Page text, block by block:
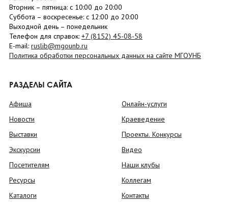
Вторник – пятница: с 10:00 до 20:00
Суббота – воскресенье: c 12:00 до 20:00
Выходной день – понедельник
Телефон для справок: +7 (8152) 45-08-58
E-mail: ruslib@mgounb.ru
Политика обработки персональных данных на сайте МГОУНБ
РАЗДЕЛЫ САЙТА
Афиша
Новости
Выставки
Экскурсии
Посетителям
Ресурсы
Каталоги
Онлайн-услуги
Краеведение
Проекты. Конкурсы
Видео
Наши клубы
Коллегам
Контакты